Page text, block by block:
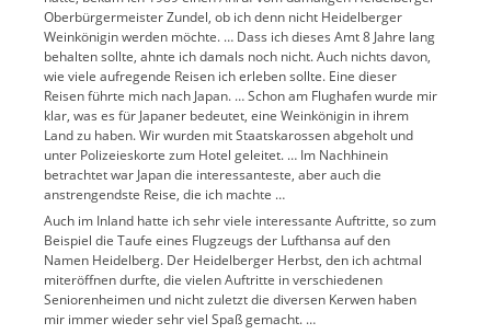
Oberbürgermeister Zundel, ob ich denn nicht Heidelberger
Weinkönigin werden möchte. … Dass ich dieses Amt 8 Jahre lang
behalten sollte, ahnte ich damals noch nicht. Auch nichts davon,
wie viele aufregende Reisen ich erleben sollte. Eine dieser
Reisen führte mich nach Japan. … Schon am Flughafen wurde mir
klar, was es für Japaner bedeutet, eine Weinkönigin in ihrem
Land zu haben. Wir wurden mit Staatskarossen abgeholt und
unter Polizeieskorte zum Hotel geleitet. … Im Nachhinein
betrachtet war Japan die interessanteste, aber auch die
anstrengendste Reise, die ich machte …
Auch im Inland hatte ich sehr viele interessante Auftritte, so zum
Beispiel die Taufe eines Flugzeugs der Lufthansa auf den
Namen Heidelberg. Der Heidelberger Herbst, den ich achtmal
miteröffnen durfte, die vielen Auftritte in verschiedenen
Seniorenheimen und nicht zuletzt die diversen Kerwen haben
mir immer wieder sehr viel Spaß gemacht. …